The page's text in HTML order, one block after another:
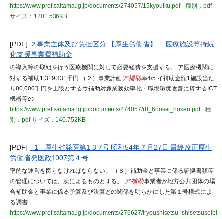
https://www.pref.saitama.lg.jp/documents/274057/15kyouiku.pdf
種別：pdf
サイズ：1201.536KB
[PDF] ２事業主体及び負担区分 【厚生労働省】 ・医療施設等持続
化支援事業費補助金
の導入等の取組を行う医療機関に対して必要経費を支援する。 ア医療機関に
対する補助1,319,331千円 （２）事業計画 ア補助率4/5 イ補助金額1施設当た
り80,000千円を上限とするウ補助対象業務効率化・職場環境改善に資するICT
機器等の
https://www.pref.saitama.lg.jp/documents/274057/r8_6hosei_hoken.pdf
種
別：pdfサイズ：140.752KB
[PDF] - 1 - 厚生省発医第1 3 7号 昭和54年７月27日 最終改正厚生
労働省発医政1007第４号
率的な運営を図らなければならない。 （８）補助金と事業に係る証拠書類等
の管理については、次によるものとする。
ア補助事業者が地方公共団体の場
合補助金と事業に係る予算及び決算との関係を明らかにした第１号様式によ
る調書
https://www.pref.saitama.lg.jp/documents/276627/iryoushisetsu_shisetsuseibi